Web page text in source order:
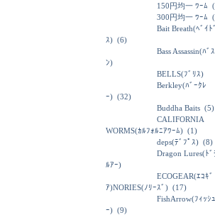
150円均一 ﾜｰﾑ
300円均一 ﾜｰﾑ
Bait Breath(ﾍﾞｲﾄ
ｽ) (6)
Bass Assassin(ﾊﾞ
ﾝ)
BELLS(ﾌﾞﾘｽ)
Berkley(ﾊﾞｰｸﾚ
ｰ) (32)
Buddha Baits (5)
CALIFORNIA
WORMS(ｶﾙﾌｫﾙﾆｱﾜｰﾑ) (1)
deps(ﾃﾞﾌﾟｽ) (8)
Dragon Lures(ﾄﾞ
ﾙｱｰ)
ECOGEAR(ｴｺｷﾞ
ｱ)NORIES(ﾉﾘｰｽﾞ) (17)
FishArrow(ﾌｨｯｼ
ｰ) (9)